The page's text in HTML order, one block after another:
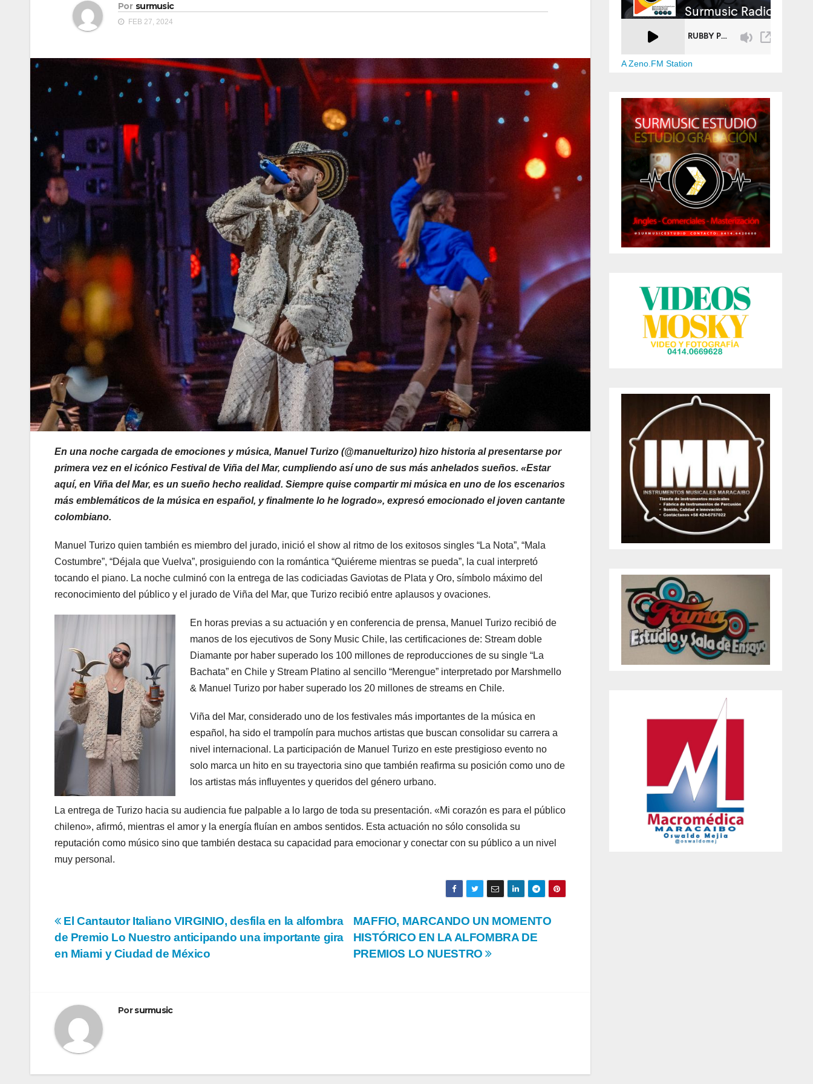
Por surmusic
FEB 27, 2024
En una noche cargada de emociones y música, Manuel Turizo (@manuelturizo) hizo historia al presentarse por
primera vez en el icónico Festival de Viña del Mar, cumpliendo así uno de sus más anhelados sueños. «Estar
aquí, en Viña del Mar, es un sueño hecho realidad. Siempre quise compartir mi música en uno de los escenarios
más emblemáticos de la música en español, y finalmente lo he logrado», expresó emocionado el joven cantante
colombiano.
Manuel Turizo quien también es miembro del jurado, inició el show al ritmo de los exitosos singles “La Nota”, “Mala
Costumbre”, “Déjala que Vuelva”, prosiguiendo con la romántica “Quiéreme mientras se pueda”, la cual interpretó
tocando el piano. La noche culminó con la entrega de las codiciadas Gaviotas de Plata y Oro, símbolo máximo del
reconocimiento del público y el jurado de Viña del Mar, que Turizo recibió entre aplausos y ovaciones.
En horas previas a su actuación y en conferencia de prensa, Manuel Turizo recibió de
manos de los ejecutivos de Sony Music Chile, las certificaciones de: Stream doble
Diamante por haber superado los 100 millones de reproducciones de su single “La
Bachata” en Chile y Stream Platino al sencillo “Merengue” interpretado por Marshmello
& Manuel Turizo por haber superado los 20 millones de streams en Chile.
Viña del Mar, considerado uno de los festivales más importantes de la música en
español, ha sido el trampolín para muchos artistas que buscan consolidar su carrera a
nivel internacional. La participación de Manuel Turizo en este prestigioso evento no
solo marca un hito en su trayectoria sino que también reafirma su posición como uno de
los artistas más influyentes y queridos del género urbano.
La entrega de Turizo hacia su audiencia fue palpable a lo largo de toda su presentación. «Mi corazón es para el público
chileno», afirmó, mientras el amor y la energía fluían en ambos sentidos. Esta actuación no sólo consolida su
reputación como músico sino que también destaca su capacidad para emocionar y conectar con su público a un nivel
muy personal.
Navegación
de
MAFFIO, MARCANDO UN MOMENTO
HISTÓRICO EN LA ALFOMBRA DE
PREMIOS LO NUESTRO
El Cantautor Italiano VIRGINIO, desfila en la alfombra
de Premio Lo Nuestro anticipando una importante gira
en Miami y Ciudad de México
Porsurmusic
A Zeno.FM Station